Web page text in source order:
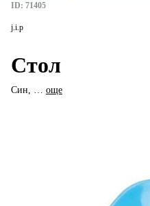
ID: 71405
j.i.p
Стол
Син, … още